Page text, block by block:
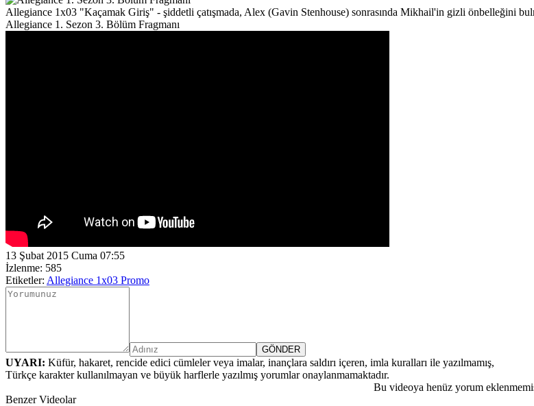
Allegiance 1x03 "Kaçamak Giriş" - şiddetli çatışmada, Alex (Gavin Stenhouse) sonrasında Mikhail'in gizli önbelleğini
Allegiance 1. Sezon 3. Bölüm Fragmanı
13 Şubat 2015 Cuma 07:55
İzlenme: 585
Etiketler: Allegiance 1x03 Promo
UYARI: Küfür, hakaret, rencide edici cümleler veya imalar, inançlara saldırı içeren, imla kuralları ile yazılmamış,
Türkçe karakter kullanılmayan ve büyük harflerle yazılmış yorumlar onaylanmamaktadır.
Bu videoya henüz yorum
Benzer Videolar